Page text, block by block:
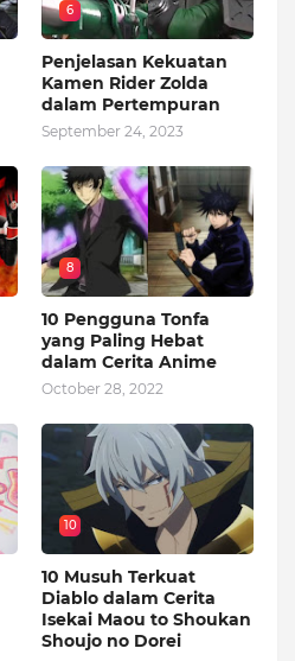
6
Penjelasan Kekuatan
Kamen Rider Zolda
dalam Pertempuran
September 24, 2023
8
10 Pengguna Tonfa
yang Paling Hebat
dalam Cerita Anime
October 28, 2022
10
10 Musuh Terkuat
Diablo dalam Cerita
Isekai Maou to Shoukan
Shoujo no Dorei